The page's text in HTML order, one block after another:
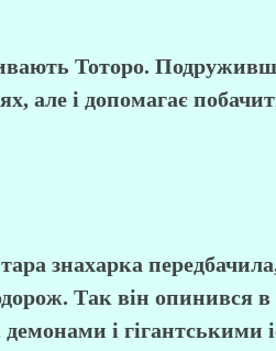
Тоторо.
але і допомагає
знахарка
Так він опинився в
і гігантськими